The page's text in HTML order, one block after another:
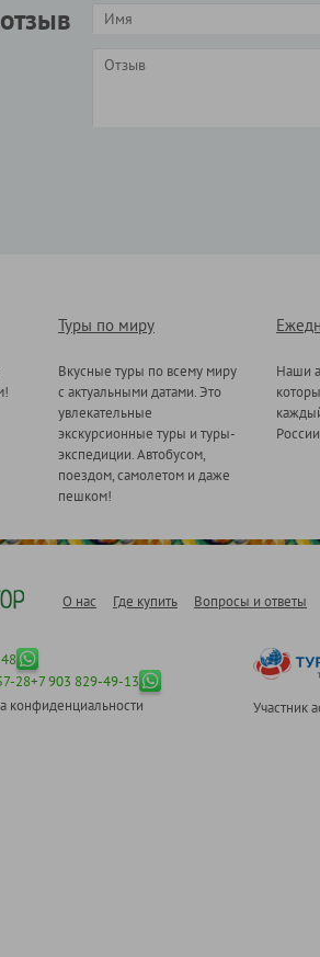
Туры по миру
Вкусные туры по всему миру
с актуальными датами. Это
увлекательные
экскурсионные туры и туры-
экспедиции. Автобусом,
поездом, самолетом и даже
пешком!
Наши
О нас Где купить Вопросы и ответы
28+7 903 829-49-13
конфиденциальности Участник